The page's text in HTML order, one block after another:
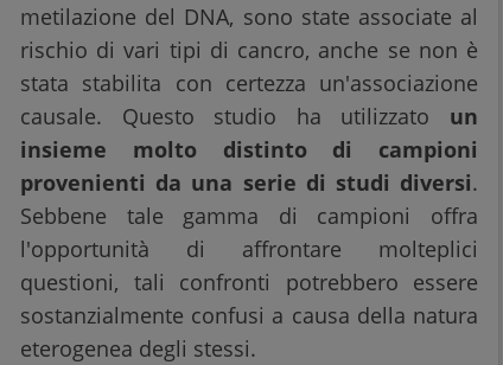
metilazione del DNA, sono state associate al
rischio di vari tipi di cancro, anche se non è
stata stabilita con certezza un'associazione
causale. Questo studio ha utilizzato un
insieme molto distinto di campioni
provenienti da una serie di studi diversi.
Sebbene tale gamma di campioni offra
l'opportunità di affrontare molteplici
questioni, tali confronti potrebbero essere
sostanzialmente confusi a causa della natura
eterogenea degli stessi.